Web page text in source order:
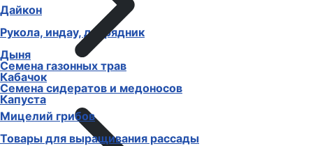
Дайкон
Рукола, индау, двурядник
Дыня
Кабачок
Капуста
Семена газонных трав
Семена сидератов и медоносов
Мицелий грибов
Товары для выращивания рассады